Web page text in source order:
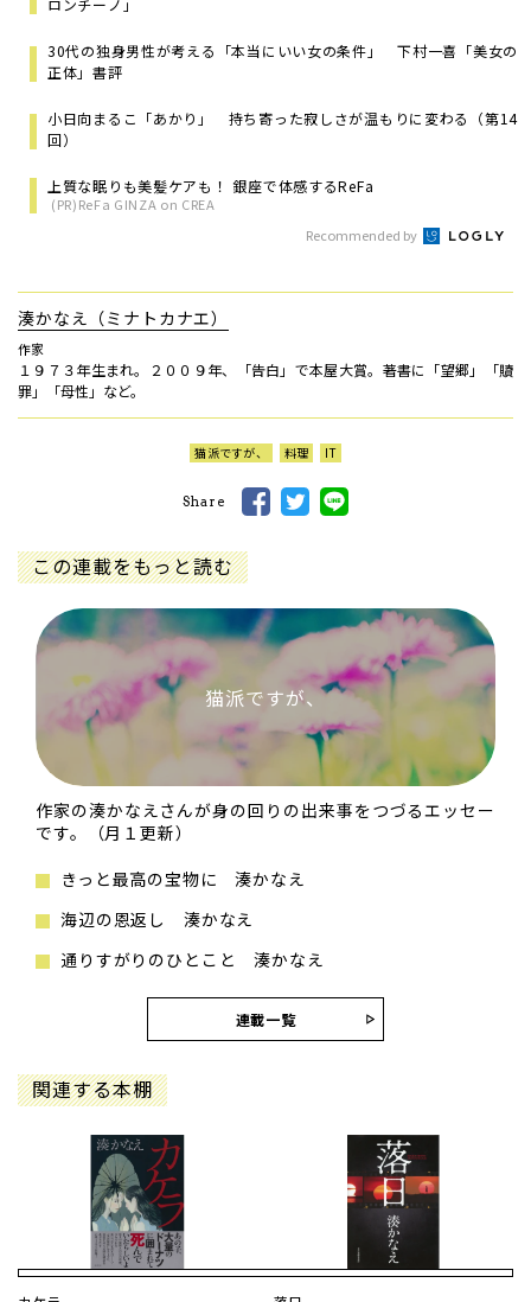
ロンチーノ」
30代の独身男性が考える「本当にいい女の条件」 下村一喜「美女の
正体」書評
小日向まるこ「あかり」 持ち寄った寂しさが温もりに変わる（第14
回）
上質な眠りも美髪ケアも！ 銀座で体感するReFa
(PR)ReFa GINZA on CREA
Recommended by
湊かなえ（ミナトカナエ）
作家
１９７３年生まれ。２００９年、「告白」で本屋大賞。著書に「望郷」「贖
罪」「母性」など。
猫派ですが、 料理 IT
Share
この連載をもっと読む
猫派ですが、
作家の湊かなえさんが身の回りの出来事をつづるエッセー
です。（月１更新）
きっと最高の宝物に 湊かなえ
海辺の恩返し 湊かなえ
通りすがりのひとこと 湊かなえ
連載一覧
関連する本棚